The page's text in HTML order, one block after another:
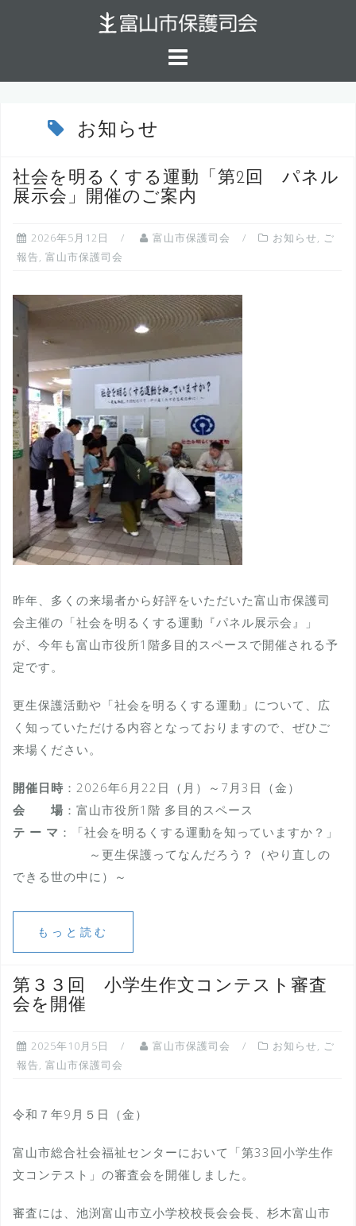
お知らせ
社会を明るくする運動「第2回 パネル
展示会」開催のご案内
2026年5月12日 富山市保護司会 お知らせ, ご
報告, 富山市保護司会
昨年、多くの来場者から好評をいただいた富山市保護司
会主催の「社会を明るくする運動『パネル展示会』」
が、今年も富山市役所1階多目的スペースで開催される予
定です。
更生保護活動や「社会を明るくする運動」について、広
く知っていただける内容となっておりますので、ぜひご
来場ください。
開催日時 ：2026年6月22日（月）～7月3日（金）
会 場 ：富山市役所1階 多目的スペース
テ ー マ ：「社会を明るくする運動を知っていますか？」
～更生保護ってなんだろう？（やり直しの
できる世の中に）～
もっと読む
第３３回 小学生作文コンテスト審査
会を開催
2025年10月5日 富山市保護司会 お知らせ, ご
報告, 富山市保護司会
令和７年9月５日（金）
富山市総合社会福祉センターにおいて「第33回小学生作
文コンテスト」の審査会を開催しました。
審査には、池渕富山市立小学校校長会会長、杉木富山市